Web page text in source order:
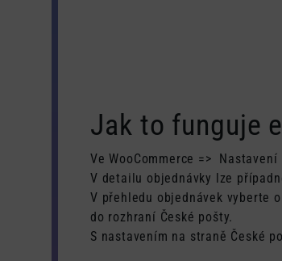
Jak to funguje
Ve WooCommerce =>
V detailu objednávky lze
V přehledu objednávek vyberte
do rozhraní České pošty.
S nastavením na straně České